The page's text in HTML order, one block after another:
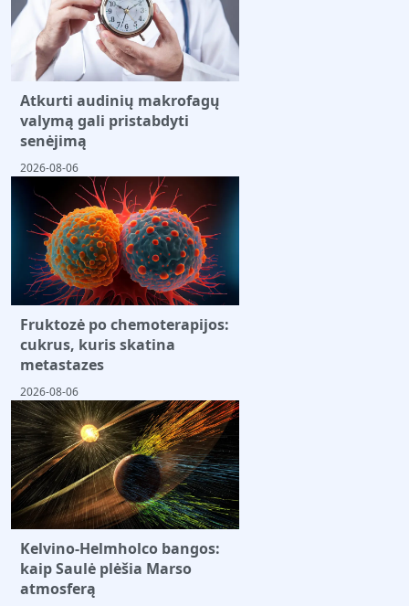
Atkurti audinių makrofagų
valymą gali pristabdyti
senėjimą
2026-08-06
Fruktozė po chemoterapijos:
cukrus, kuris skatina
metastazes
2026-08-06
Kelvino-Helmholco bangos:
kaip Saulė plėšia Marso
atmosferą